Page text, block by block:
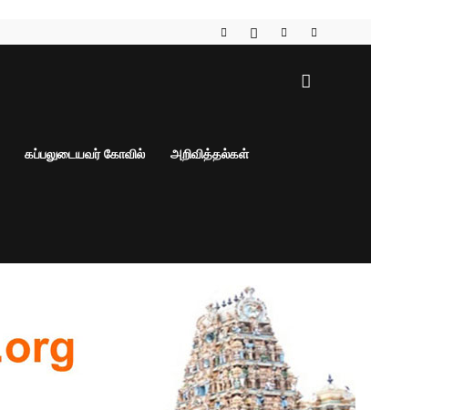
கப்பலுடையவர் கோவில் அறிவித்தல்கள்